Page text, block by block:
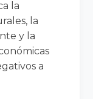
la
la
y la
a